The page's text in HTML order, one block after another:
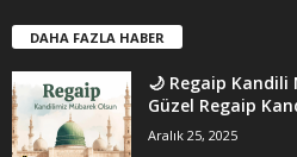
DAHA FAZLA HABER
🌙 Regaip Kandili
Güzel Regaip
Aralık 25, 2025